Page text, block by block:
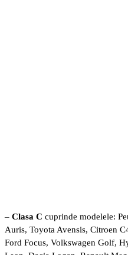
– Clasa C cuprinde modelele:
Auris, Toyota Avensis, Citroen
Ford Focus, Volkswagen Golf,